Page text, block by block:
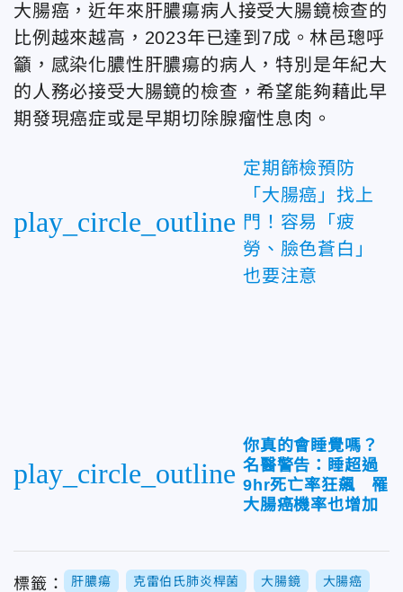
大腸癌，近年來肝膿瘍病人接受大腸鏡檢查的
比例越來越高，2023年已達到7成。林邑璁呼
籲，感染化膿性肝膿瘍的病人，特別是年紀大
的人務必接受大腸鏡的檢查，希望能夠藉此早
期發現癌症或是早期切除腺瘤性息肉。
play_circle_outline
定期篩檢預防
「大腸癌」找上
門！容易「疲
勞、臉色蒼白」
也要注意
play_circle_outline
你真的會睡覺嗎？
名醫警告：睡超過
9hr死亡率狂飆 罹
大腸癌機率也增加
標籤： 肝膿瘍 克雷伯氏肺炎桿菌 大腸鏡 大腸癌